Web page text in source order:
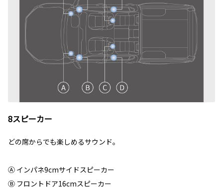
8スピーカー
どの席からでも楽しめるサウンド。
Ⓐ インパネ9cmサイドスピーカー
Ⓑ フロントドア16cmスピーカー